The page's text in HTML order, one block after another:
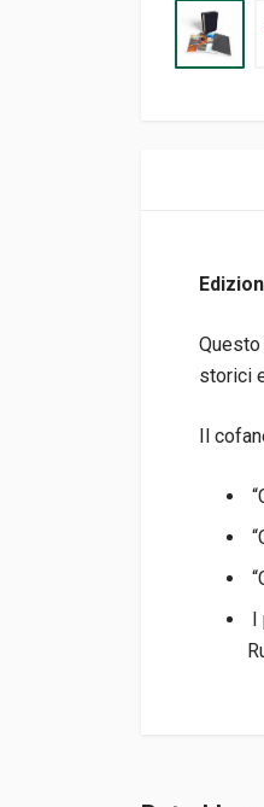
storici
Il
I